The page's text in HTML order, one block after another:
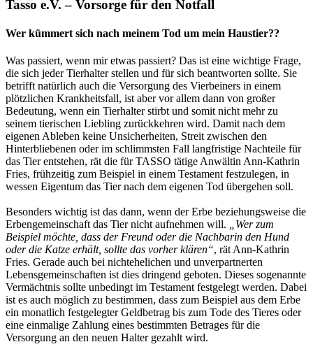
Tasso e.V. – Vorsorge für den Notfall
Wer kümmert sich nach meinem Tod um mein Haustier??
Was passiert, wenn mir etwas passiert? Das ist eine wichtige Frage,
die sich jeder Tierhalter stellen und für sich beantworten sollte. Sie
betrifft natürlich auch die Versorgung des Vierbeiners in einem
plötzlichen Krankheitsfall, ist aber vor allem dann von großer
Bedeutung, wenn ein Tierhalter stirbt und somit nicht mehr zu
seinem tierischen Liebling zurückkehren wird. Damit nach dem
eigenen Ableben keine Unsicherheiten, Streit zwischen den
Hinterbliebenen oder im schlimmsten Fall langfristige Nachteile für
das Tier entstehen, rät die für TASSO tätige Anwältin Ann-Kathrin
Fries, frühzeitig zum Beispiel in einem Testament festzulegen, in
wessen Eigentum das Tier nach dem eigenen Tod übergehen soll.
Besonders wichtig ist das dann, wenn der Erbe beziehungsweise die
Erbengemeinschaft das Tier nicht aufnehmen will. „Wer zum
Beispiel möchte, dass der Freund oder die Nachbarin den Hund
oder die Katze erhält, sollte das vorher klären“, rät Ann-Kathrin
Fries. Gerade auch bei nichtehelichen und unverpartnerten
Lebensgemeinschaften ist dies dringend geboten. Dieses sogenannte
Vermächtnis sollte unbedingt im Testament festgelegt werden. Dabei
ist es auch möglich zu bestimmen, dass zum Beispiel aus dem Erbe
ein monatlich festgelegter Geldbetrag bis zum Tode des Tieres oder
eine einmalige Zahlung eines bestimmten Betrages für die
Versorgung an den neuen Halter gezahlt wird.